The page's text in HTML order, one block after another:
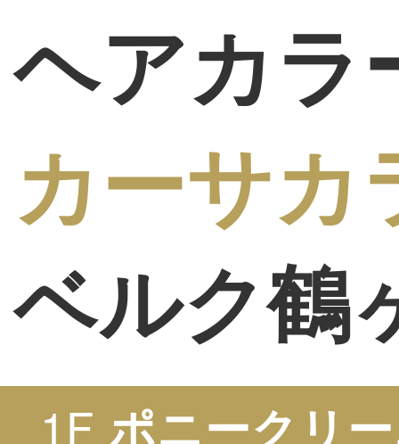
ヘアカラ
カーサカ
ベルク鶴
1F ポニークリ